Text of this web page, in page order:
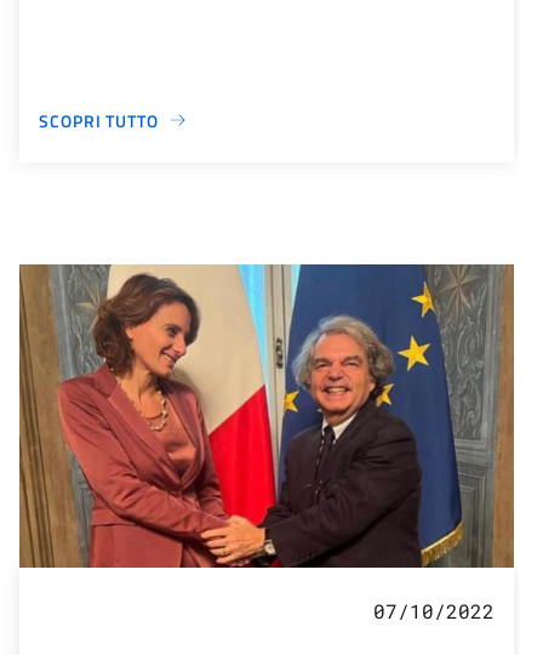
SCOPRI TUTTO
07/10/2022